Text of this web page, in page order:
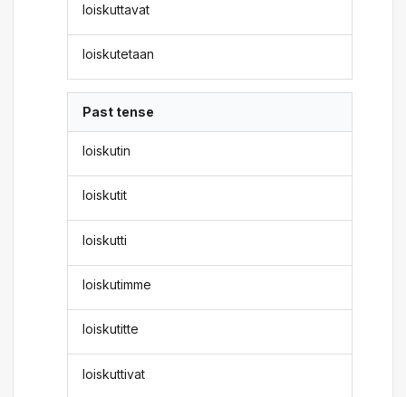
loiskuttavat
loiskutetaan
Past tense
loiskutin
loiskutit
loiskutti
loiskutimme
loiskutitte
loiskuttivat